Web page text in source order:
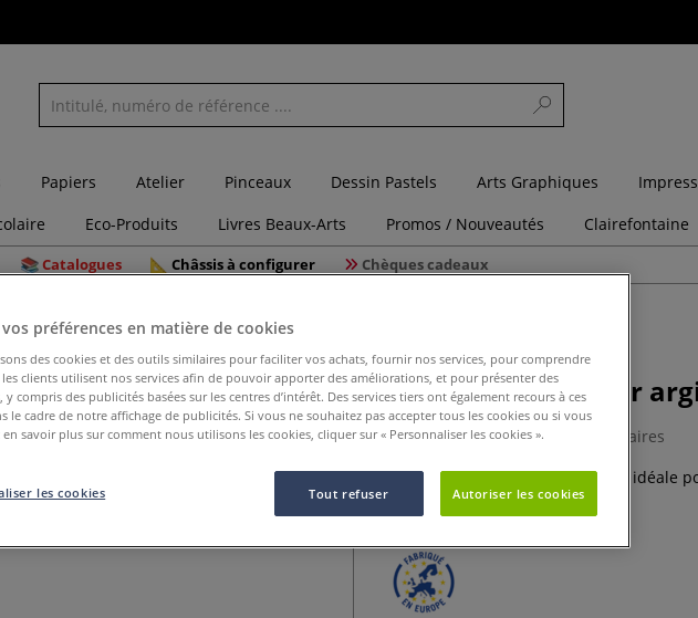
Papiers Atelier Pinceaux Dessin Pastels Arts Graphiques
Eco-Produits Livres Beaux-Arts Promos / Nouveautés Clairefontaine
Catalogues Châssis à configurer Chèques cadeaux
Pagaie en bois pour
0 Commentaires
Cette Pagaie en bois en hêtre est idéale
l'argile.
Plus
préférences en matière de cookies
des cookies et des outils similaires pour faciliter vos achats, fournir nos services, pour comprendre
clients utilisent nos services afin de pouvoir apporter des améliorations, et pour présenter des
y compris des publicités basées sur les centres d’intérêt. Des services tiers ont également recours à ces
le cadre de notre affichage de publicités. Si vous ne souhaitez pas accepter tous les cookies ou si vous
savoir plus sur comment nous utilisons les cookies, cliquer sur « Personnaliser les cookies ».
Tout refuser Autoriser les cookies
les cookies